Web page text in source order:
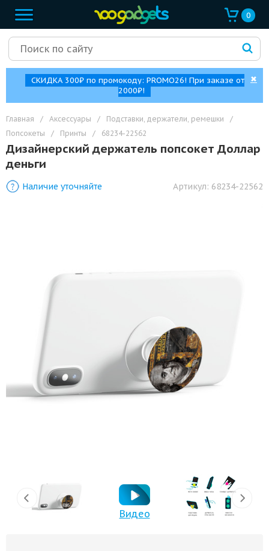
0
СКИДКА 300₽ по промокоду: PROMO26! При заказе от
2000₽!
✖
Главная / Аксессуары / Подставки, держатели, ремешки
/
Попсокеты
/ Принты / 68234-22562
Дизайнерский держатель попсокет Доллар
деньги
Видео
Наличие уточняйте Артикул: 68234-22562